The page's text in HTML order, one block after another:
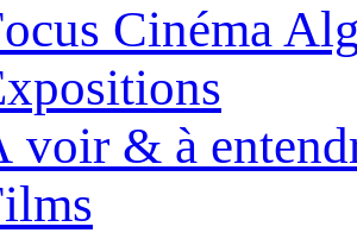
Cinéma
voir & à